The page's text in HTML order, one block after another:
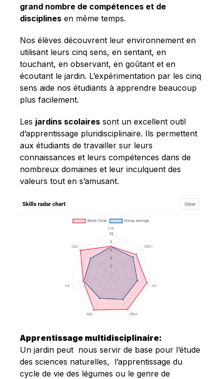
Français
grand nombre de compétences et de
disciplines en même temps.
Nos élèves découvrent leur environnement en
utilisant leurs cinq sens, en sentant, en
touchant, en observant, en goûtant et en
écoutant le jardin. L’expérimentation par les cinq
sens aide nos étudiants à apprendre beaucoup
plus facilement.
Les jardins scolaires sont un excellent outil
d’apprentissage pluridisciplinaire. Ils permettent
aux étudiants de travailler sur leurs
connaissances et leurs compétences dans de
nombreux domaines et leur inculquent des
valeurs tout en s’amusant.
Apprentissage multidisciplinaire:
Un jardin peut nous servir de base pour l’étude
des sciences naturelles, l’apprentissage du
cycle de vie des légumes ou le genre de